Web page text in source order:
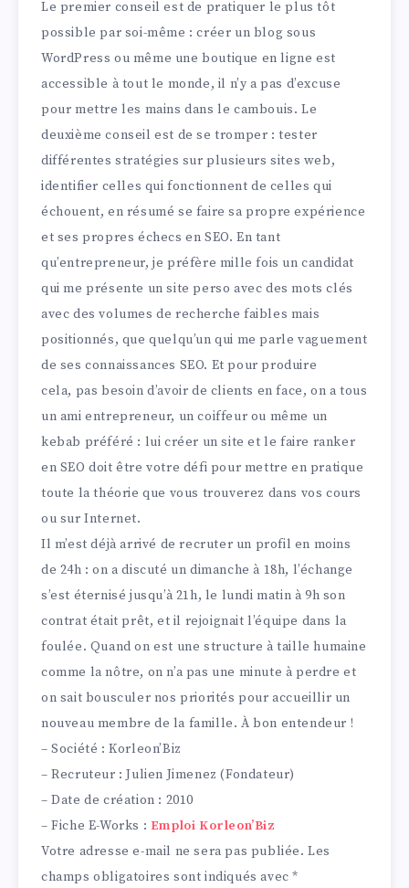
Le premier conseil est de pratiquer le plus tôt
possible par soi-même : créer un blog sous
WordPress ou même une boutique en ligne est
accessible à tout le monde, il n’y a pas d’excuse
pour mettre les mains dans le cambouis. Le
deuxième conseil est de se tromper : tester
différentes stratégies sur plusieurs sites web,
identifier celles qui fonctionnent de celles qui
échouent, en résumé se faire sa propre expérience
et ses propres échecs en SEO. En tant
qu’entrepreneur, je préfère mille fois un candidat
qui me présente un site perso avec des mots clés
avec des volumes de recherche faibles mais
positionnés, que quelqu’un qui me parle vaguement
de ses connaissances SEO. Et pour produire
cela, pas besoin d’avoir de clients en face, on a tous
un ami entrepreneur, un coiffeur ou même un
kebab préféré : lui créer un site et le faire ranker
en SEO doit être votre défi pour mettre en pratique
toute la théorie que vous trouverez dans vos cours
ou sur Internet.
Il m’est déjà arrivé de recruter un profil en moins
de 24h : on a discuté un dimanche à 18h, l’échange
s’est éternisé jusqu’à 21h, le lundi matin à 9h son
contrat était prêt, et il rejoignait l’équipe dans la
foulée. Quand on est une structure à taille humaine
comme la nôtre, on n’a pas une minute à perdre et
on sait bousculer nos priorités pour accueillir un
nouveau membre de la famille. À bon entendeur !
– Société : Korleon’Biz
– Recruteur : Julien Jimenez (Fondateur)
– Date de création : 2010
– Fiche E-Works : Emploi Korleon’Biz
Votre adresse e-mail ne sera pas publiée. Les
champs obligatoires sont indiqués avec*